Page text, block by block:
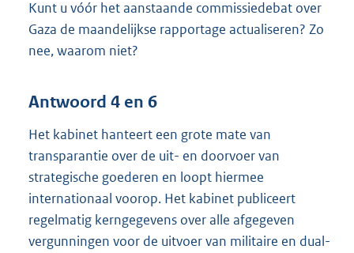
Kunt u vóór het aanstaande commissiedebat over
Gaza de maandelijkse rapportage actualiseren? Zo
nee, waarom niet?
Antwoord 4 en 6
Het kabinet hanteert een grote mate van
transparantie over de uit- en doorvoer van
strategische goederen en loopt hiermee
internationaal voorop. Het kabinet publiceert
regelmatig kerngegevens over alle afgegeven
vergunningen voor de uitvoer van militaire en dual-